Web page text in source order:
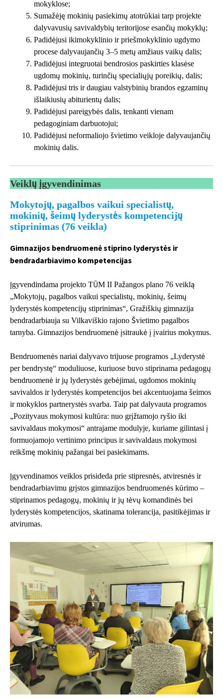
mokyklose;
Sumažėję mokinių pasiekimų atotrūkiai tarp projekte
dalyvavusių savivaldybių teritorijose esančių mokyklų;
Padidėjusi ikimokyklinio ir priešmokyklinio ugdymo
procese dalyvaujančių 3–5 metų amžiaus vaikų dalis;
Padidėjusi integruotai bendrosios paskirties klasėse
ugdomų mokinių, turinčių specialiųjų poreikių, dalis;
Padidėjusi tris ir daugiau valstybinių brandos egzaminų
išlaikiusių abiturientų dalis;
Padidėjusi pareigybės dalis, tenkanti vienam
pedagoginiam darbuotojui;
Padidėjusi neformaliojo švietimo veikloje dalyvaujančių
mokinių dalis.
Veiklų įgyvendinimas
Mokytojų, pagalbos vaikui specialistų,
mokinių, šeimų lyderystės kompetencijų
stiprinimas (76 veikla)
Gimnazijos bendruomenė stiprino lyderystės ir
bendradarbiavimo kompetencijas
Įgyvendindama projekto TŪM II Pažangos plano 76 veiklą
„Mokytojų, pagalbos vaikui specialistų, mokinių, šeimų
lyderystės kompetencijų stiprinimas“, Gražiškių gimnazija
bendradarbiauja su Vilkaviškio rajono Švietimo pagalbos
tarnyba. Gimnazijos bendruomenė įsitraukė į įvairius mokymus.
Bendruomenės nariai dalyvavo trijuose programos „Lyderystė
per bendrystę“ moduliuose, kuriuose buvo stiprinama pedagogų
bendruomenė ir jų lyderystės gebėjimai, ugdomos mokinių
savivaldos ir lyderystės kompetencijos bei akcentuojama šeimos
ir mokyklos partnerystės svarba. Taip pat dalyvauta programos
„Pozityvaus mokymosi kultūra: nuo grįžtamojo ryšio iki
savivaldaus mokymosi“ antrajame modulyje, kuriame gilintasi į
formuojamojo vertinimo principus ir savivaldaus mokymosi
reikšmę mokinių pažangai bei pasiekimams.
Įgyvendinamos veiklos prisideda prie stipresnės, atviresnės ir
bendradarbiavimu grįstos gimnazijos bendruomenės kūrimo –
stiprinamos pedagogų, mokinių ir jų tėvų komandinės bei
lyderystės kompetencijos, skatinama tolerancija, pasitikėjimas ir
atvirumas.